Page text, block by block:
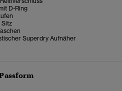
D-Ring
Sitz
Superdry Aufnäher